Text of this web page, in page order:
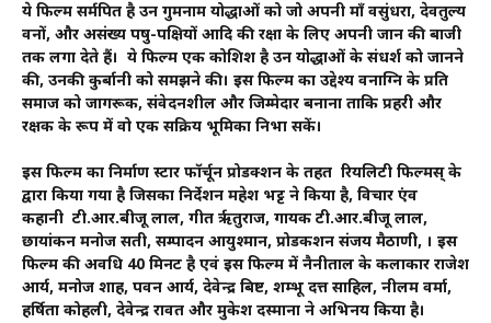
ये फिल्म सर्मपित है उन गुमनाम योद्धाओं को जो अपनी मॉं वसुंधरा, देवतुल्य
वनों, और असंख्य पषु-पक्षियों आदि की रक्षा के लिए अपनी जान की बाजी
तक लगा देते हैं। ये फिल्म एक कोशिश है उन योद्धाओं के संधर्श को जानने
की, उनकी कुर्बानी को समझने की। इस फिल्म का उद्देश्य वनाग्नि के प्रति
समाज को जागरूक, संवेदनशील और जिम्मेदार बनाना ताकि प्रहरी और
रक्षक के रूप में वो एक सक्रिय भूमिका निभा सकें।
इस फिल्म का निर्माण स्टार फॉर्चून प्रोडक्शन के तहत रियलिटी फिल्मस् के
द्वारा किया गया है जिसका निर्देशन महेश भट्ट ने किया है, विचार एंव
कहानी टी.आर.बीजू लाल, गीत ऋृतुराज, गायक टी.आर.बीजू लाल,
छायांकन मनोज सती, सम्पादन आयुश्मान, प्रोडकशन संजय मैठाणी, । इस
फिल्म की अवधि 40 मिनट है एवं इस फिल्म में नैनीताल के कलाकार राजेश
आर्य, मनोज शाह, पवन आर्य, देवेन्द्र बिष्ट, शम्भू दत्त साहिल, नीलम वर्मा,
हर्षिता कोहली, देवेन्द्र रावत और मुकेश दस्माना ने अभिनय किया है।